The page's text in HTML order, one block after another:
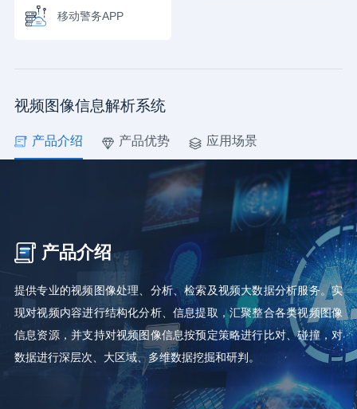
移动警务APP
视频图像信息解析系统
产品介绍 产品优势 应用场景
产品介绍
提供专业的视频图像处理、分析、检索及视频大数据分析服务。实
现对视频内容进行结构化分析、信息提取，汇聚整合各类视频图像
信息资源，并支持对视频图像信息按预定策略进行比对、碰撞，对
数据进行深层次、大区域、多维数据挖掘和研判。